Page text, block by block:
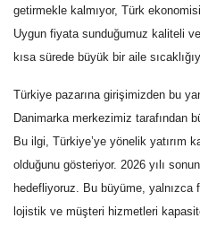
getirmekle kalmıyor, Türk
Uygun fiyata sunduğumuz kaliteli
kısa sürede büyük bir aile
Türkiye pazarına girişimizden bu
Danimarka merkezimiz tarafından
Bu ilgi, Türkiye’ye yönelik yatırım
olduğunu gösteriyor. 2026 yılı
hedefliyoruz. Bu büyüme, yalnızca
lojistik ve müşteri hizmetleri